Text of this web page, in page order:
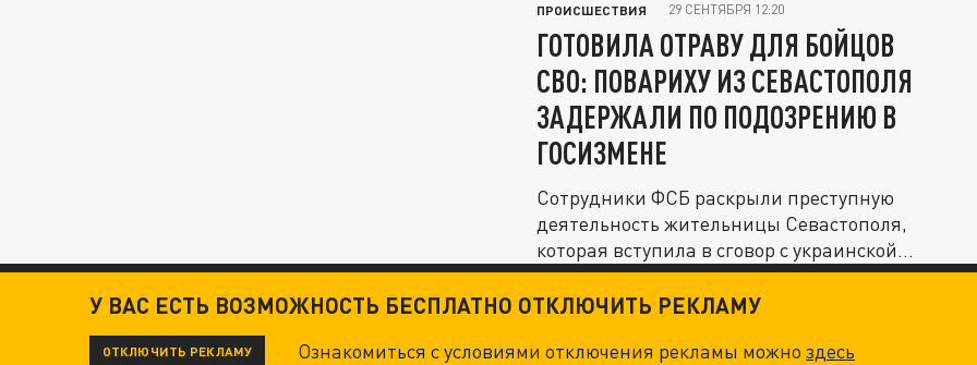
ПРОИСШЕСТВИЯ 29 СЕНТЯБРЯ 12:20
ГОТОВИЛА ОТРАВУ ДЛЯ БОЙЦОВ
СВО: ПОВАРИХУ ИЗ СЕВАСТОПОЛЯ
ЗАДЕРЖАЛИ ПО ПОДОЗРЕНИЮ В
ГОСИЗМЕНЕ
Сотрудники ФСБ раскрыли преступную
деятельность жительницы Севастополя,
которая вступила в сговор с украинской...
У ВАС ЕСТЬ ВОЗМОЖНОСТЬ БЕСПЛАТНО ОТКЛЮЧИТЬ РЕКЛАМУ
ОТКЛЮЧИТЬ РЕКЛАМУ Ознакомиться с условиями отключения рекламы можноздесь